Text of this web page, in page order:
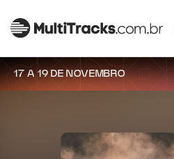
17 A 19 DE NOVEMBRO